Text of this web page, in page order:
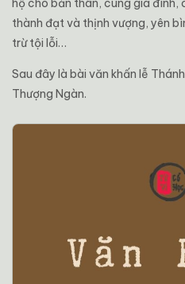
hộ cho bản thân, cùng gia đình,
thành đạt và thịnh vượng, yên
trừ tội lỗi…
Sau đây là bài văn khấn lễ
Thượng Ngàn.